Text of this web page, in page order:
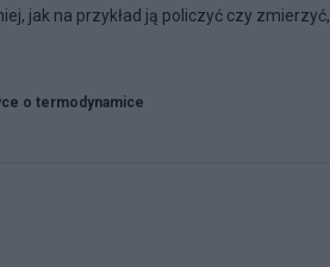
jak na przykład ją policzyć czy
o termodynamice